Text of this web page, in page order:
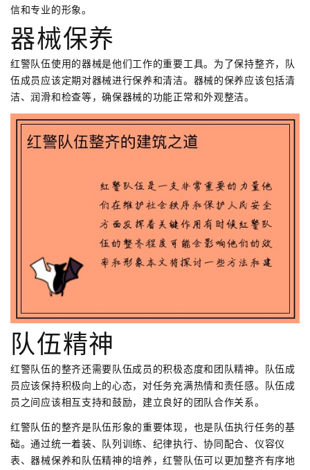
信和专业的形象。
器械保养
红警队伍使用的器械是他们工作的重要工具。为了保持整齐，队
伍成员应该定期对器械进行保养和清洁。器械的保养应该包括清
洁、润滑和检查等，确保器械的功能正常和外观整洁。
队伍精神
红警队伍的整齐还需要队伍成员的积极态度和团队精神。队伍成
员应该保持积极向上的心态，对任务充满热情和责任感。队伍成
员之间应该相互支持和鼓励，建立良好的团队合作关系。
红警队伍的整齐是队伍形象的重要体现，也是队伍执行任务的基
础。通过统一着装、队列训练、纪律执行、协同配合、仪容仪
表、器械保养和队伍精神的培养，红警队伍可以更加整齐有序地